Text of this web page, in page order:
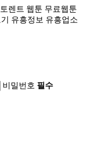
렌트 웹툰 무료웹툰
유흥정보 유흥업소
비밀번호 필수